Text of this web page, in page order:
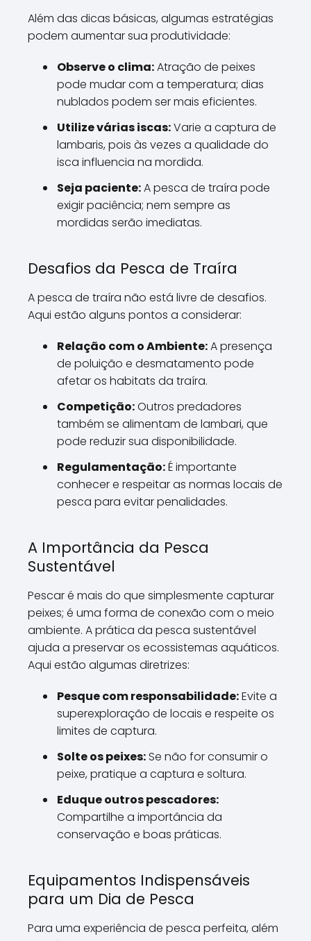
Além das dicas básicas, algumas estratégias
podem aumentar sua produtividade:
Observe o clima:Atração de peixes
pode mudar com a temperatura; dias
nublados podem ser mais eficientes.
Utilize várias iscas:Varie a captura de
lambaris, pois às vezes a qualidade do
isca influencia na mordida.
Seja paciente:A pesca de traíra pode
exigir paciência; nem sempre as
mordidas serão imediatas.
Desafios da Pesca de Traíra
A pesca de traíra não está livre de desafios.
Aqui estão alguns pontos a considerar:
Relação com o Ambiente:A presença
de poluição e desmatamento pode
afetar os habitats da traíra.
Competição:Outros predadores
também se alimentam de lambari, que
pode reduzir sua disponibilidade.
Regulamentação:É importante
conhecer e respeitar as normas locais de
pesca para evitar penalidades.
A Importância da Pesca
Sustentável
Pescar é mais do que simplesmente capturar
peixes; é uma forma de conexão com o meio
ambiente. A prática da pesca sustentável
ajuda a preservar os ecossistemas aquáticos.
Aqui estão algumas diretrizes:
Pesque com responsabilidade:Evite a
superexploração de locais e respeite os
limites de captura.
Solte os peixes:Se não for consumir o
peixe, pratique a captura e soltura.
Eduque outros pescadores:
Compartilhe a importância da
conservação e boas práticas.
Equipamentos Indispensáveis
para um Dia de Pesca
Para uma experiência de pesca perfeita, além